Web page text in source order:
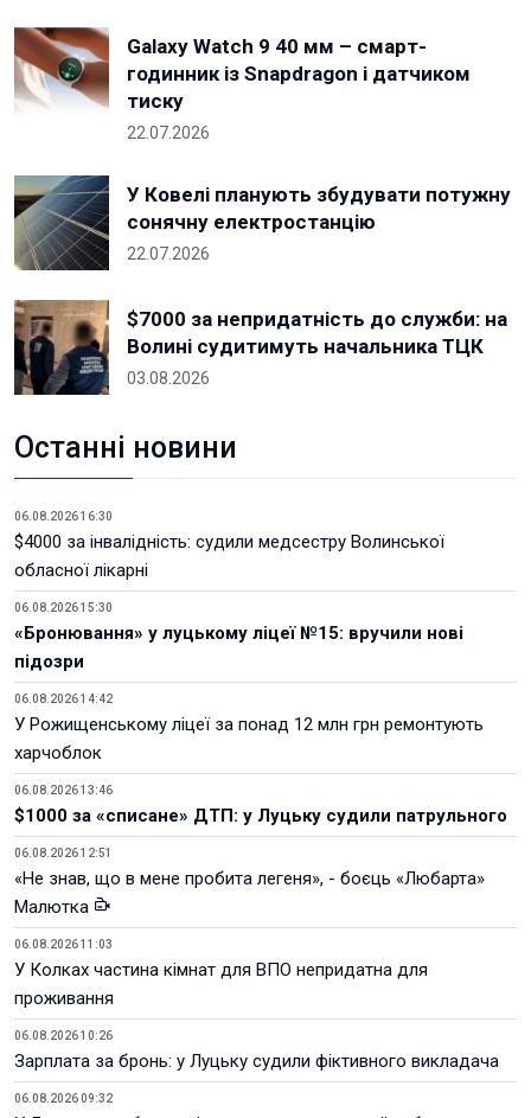
Galaxy Watch 9 40 мм – смарт-
годинник із Snapdragon і датчиком
тиску
22.07.2026
У Ковелі планують збудувати потужну
сонячну електростанцію
22.07.2026
$7000 за непридатність до служби: на
Волині судитимуть начальника ТЦК
03.08.2026
Останні новини
06.08.2026 16:30
$4000 за інвалідність: судили медсестру Волинської
обласної лікарні
06.08.2026 15:30
«Бронювання» у луцькому ліцеї №15: вручили нові
підозри
06.08.2026 14:42
У Рожищенському ліцеї за понад 12 млн грн ремонтують
харчоблок
06.08.2026 13:46
$1000 за «списане» ДТП: у Луцьку судили патрульного
06.08.2026 12:51
«Не знав, що в мене пробита легеня», - боєць «Любарта»
Малютка
06.08.2026 11:03
У Колках частина кімнат для ВПО непридатна для
проживання
06.08.2026 10:26
Зарплата за бронь: у Луцьку судили фіктивного викладача
06.08.2026 09:32